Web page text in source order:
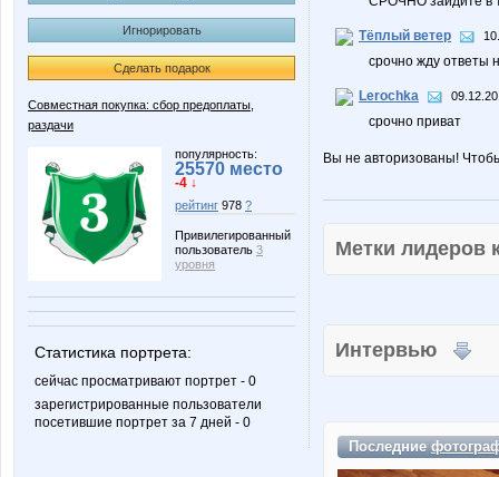
Игнорировать
Сделать подарок
Совместная покупка: сбор предоплаты,
раздачи
популярность:
25570 место
-4 ↓
рейтинг 978 ?
Привилегированный
пользователь 3
уровня
Статистика портрета:
сейчас просматривают портрет - 0
зарегистрированные пользователи
посетившие портрет за 7 дней - 0
Тёплый ветер
срочно жду ответы
Lerochka
срочно приват
Вы не авторизованы!
Метки
Интервью
Последние